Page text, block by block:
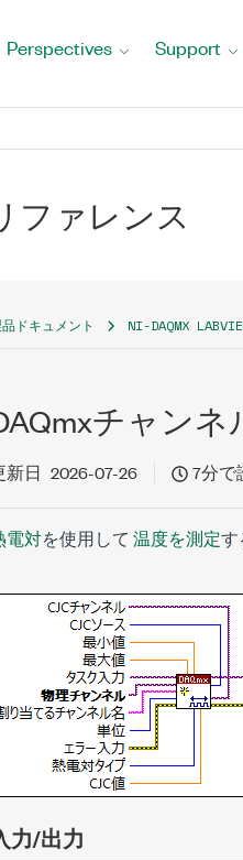
Perspectives Support
ファレンス
ドキュメント NI-DAQMX
チャン
新日 2026-07-26 7分で
電対を使用して 温度を測定す
力/出力